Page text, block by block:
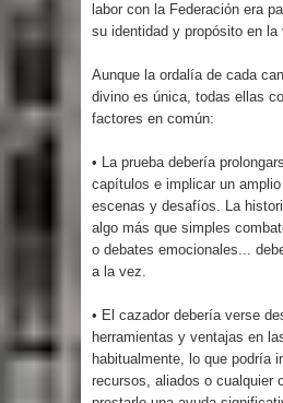
labor con la Federación era
su identidad y propósito en la
Aunque la ordalía de cada
divino es única, todas ellas
factores en común:
• La prueba debería
capítulos e implicar un
escenas y desafíos. La
algo más que simples
o debates emocionales...
a la vez.
• El cazador debería verse
herramientas y ventajas en
habitualmente, lo que podría
recursos, aliados o cualquier